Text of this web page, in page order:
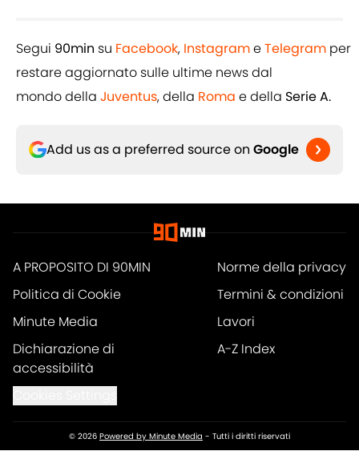
Segui 90min su Facebook, InstagrameTelegram per
restare aggiornato sulle ultime news dal
mondo della Juventus, della Roma e della Serie A.
Add us as a preferred source on Google
A PROPOSITO DI 90MIN
Norme della privacy
Politica di Cookie
Termini & condizioni
Minute Media
Lavori
Dichiarazione di
accessibilità
A-Z Index
© 2026 Powered by Minute Media - Tutti i diritti riservati